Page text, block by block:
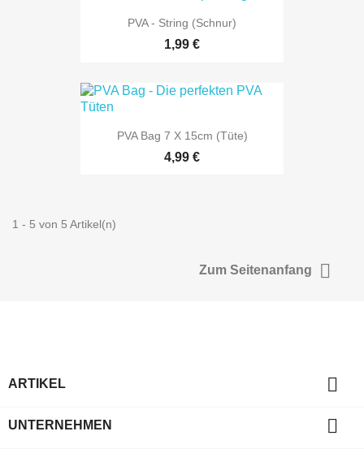
PVA - String (Schnur)
1,99 €
PVA Bag 7 X 15cm (Tüte)
4,99 €
1 - 5 von 5 Artikel(n)
Zum Seitenanfang 
ARTIKEL 
UNTERNEHMEN 